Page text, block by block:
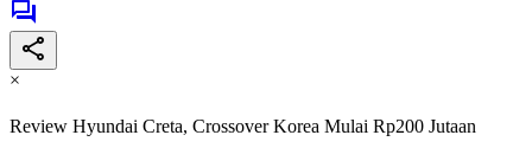
×
Review Hyundai Creta, Crossover Korea Mulai Rp200 Jutaan